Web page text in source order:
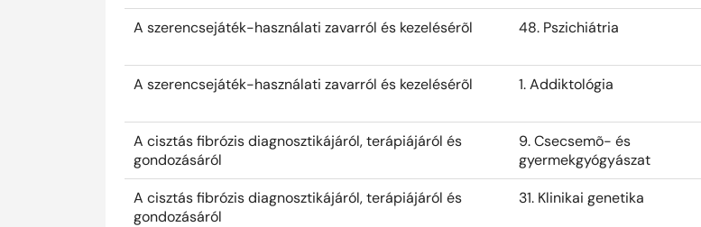
A szerencsejáték-használati zavarról és kezelésérõl 48. Pszichiátria
A szerencsejáték-használati zavarról és kezelésérõl 1. Addiktológia
A cisztás fibrózis diagnosztikájáról, terápiájáról és
gondozásáról
9. Csecsemõ- és
gyermekgyógyászat
A cisztás fibrózis diagnosztikájáról, terápiájáról és
gondozásáról
31. Klinikai genetika